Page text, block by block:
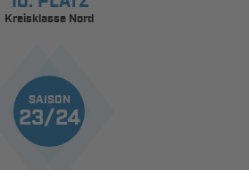
Kreisklasse Nord
SAISON
23/24